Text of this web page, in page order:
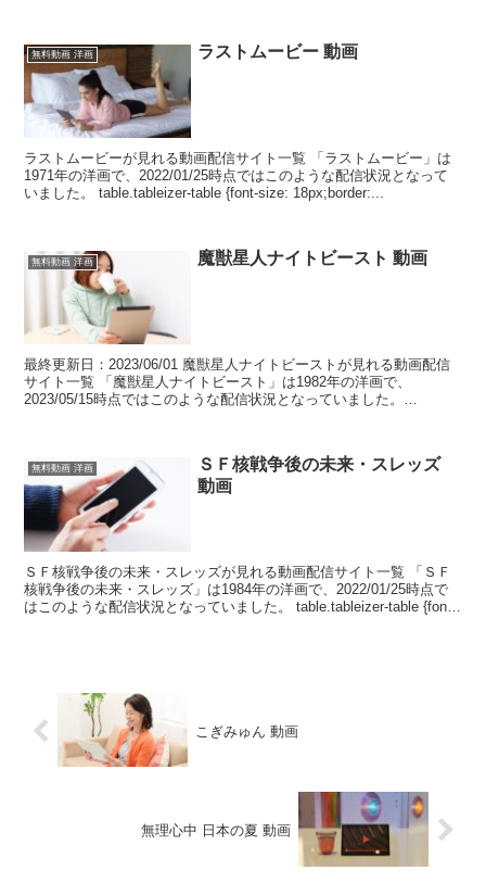
無料動画 洋画 ラストムービー 動画
ラストムービーが見れる動画配信サイト一覧 「ラストムービー」は
1971年の洋画で、2022/01/25時点ではこのような配信状況となって
いました。 table.tableizer-table {font-size: 18px;border:...
無料動画 洋画 魔獣星人ナイトビースト 動画
最終更新日：2023/06/01 魔獣星人ナイトビーストが見れる動画配信
サイト一覧 「魔獣星人ナイトビースト」は1982年の洋画で、
2023/05/15時点ではこのような配信状況となっていました。
無料動画 洋画
ＳＦ核戦争後の未来・スレッズ
動画
ＳＦ核戦争後の未来・スレッズが見れる動画配信サイト一覧 「ＳＦ
核戦争後の未来・スレッズ」は1984年の洋画で、2022/01/25時点で
はこのような配信状況となっていました。 table.tableizer-table {font-
こぎみゅん 動画
無理心中 日本の夏 動画